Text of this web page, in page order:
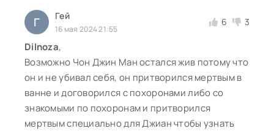
Г Гей
16 мая 2024 21:55
6 3
Dilnoza,
Возможно Чон Джин Ман остался жив потому что
он и не убивал себя, он притворился мертвым в
ванне и договорился с похоронами либо со
знакомыми по похоронам и притворился
мертвым специально для Джиан чтобы узнать